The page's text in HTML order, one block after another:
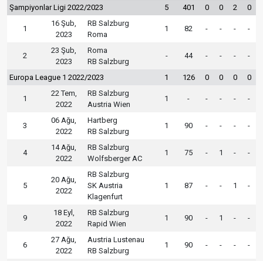
Şampiyonlar Ligi 2022/2023 5 401 0 0 2 0
1
16 Şub,
2023
RB Salzburg
Roma
1 82 - - - -
2
23 Şub,
2023
Roma
RB Salzburg
- 44 - - - -
Europa League 1 2022/2023 1 126 0 0 0 0
1
22 Tem,
2022
RB Salzburg
Austria Wien
1 - - - - -
3
06 Ağu,
2022
Hartberg
RB Salzburg
1 90 - - - -
4
14 Ağu,
2022
RB Salzburg
Wolfsberger AC
1 75 - 1 - -
5
20 Ağu,
2022
RB Salzburg
SK Austria
Klagenfurt
1 87 - - 1 -
9
18 Eyl,
2022
RB Salzburg
Rapid Wien
1 90 - 1 - -
6
27 Ağu,
2022
Austria Lustenau
RB Salzburg
1 90 - - - -